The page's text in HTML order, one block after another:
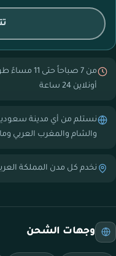
من 7 صباحاً
أونلاين 24 ساعة
نستلم من أي مدينة
والشام والمغرب العربي
نخدم كل مدن المملكة
وجهات الشحن